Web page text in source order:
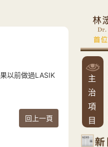
以前做過LASIK
回上一頁
主
治
項
目